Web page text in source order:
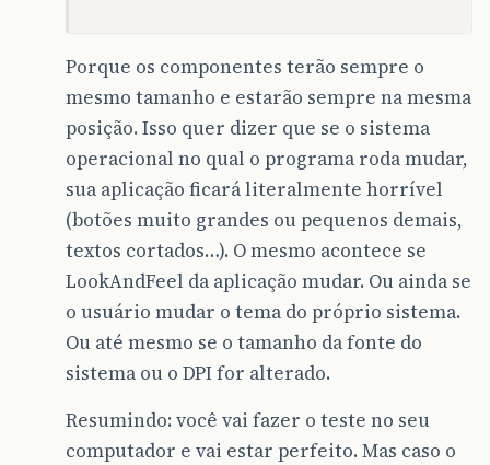
Porque os componentes terão sempre o
mesmo tamanho e estarão sempre na mesma
posição. Isso quer dizer que se o sistema
operacional no qual o programa roda mudar,
sua aplicação ficará literalmente horrível
(botões muito grandes ou pequenos demais,
textos cortados…). O mesmo acontece se
LookAndFeel da aplicação mudar. Ou ainda se
o usuário mudar o tema do próprio sistema.
Ou até mesmo se o tamanho da fonte do
sistema ou o DPI for alterado.
Resumindo: você vai fazer o teste no seu
computador e vai estar perfeito. Mas caso o